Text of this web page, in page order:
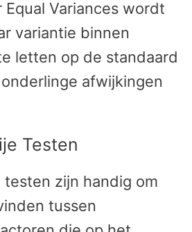
Equal Variances wordt
variantie binnen
letten op de standaard
afwijkingen
Testen
zijn handig om
tussen